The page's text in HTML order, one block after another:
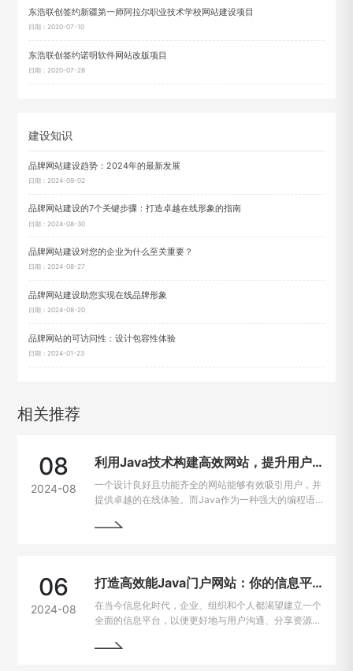
东浩联创签约新疆第一师阿拉尔职业技术学校网站建设项目
日期：2020-07-10
东浩联创签约诺明软件网站改版项目
日期：2020-07-28
建设知识
品牌网站建设趋势：2024年的最新发展
日期：2024-09-02
品牌网站建设的7个关键步骤：打造卓越在线形象的指南
日期：2024-08-30
品牌网站建设对您的企业为什么至关重要？
日期：2024-08-27
品牌网站建设助您实现在线品牌形象
日期：2024-08-20
品牌网站的可访问性：设计包容性体验
日期：2024-01-23
相关推荐
08
2024-08
利用Java技术构建高效网站，提升用户在线体验
一个设计良好且功能齐全的网站能够有效吸引用户，并
提供卓越的在线体验。而Java作为一种强大的编程语
的热门选择。
06
2024-08
打造高效能Java门户网站：你的信息平台解决方案
在当今信息化时代，企业、组织和个人都渴望建立一个
全面的信息平台，以便更好地与用户沟通、分享资源和
为构建门户网站的首选技术之一。